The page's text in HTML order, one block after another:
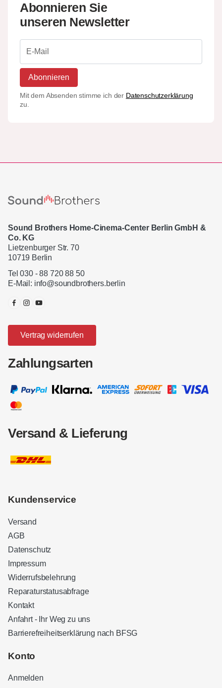
Abonnieren Sie
unseren Newsletter
Abonnieren
Mit dem Absenden stimme ich der Datenschutzerklärung
zu.
Sound Brothers Home-Cinema-Center Berlin GmbH &
Co. KG
Lietzenburger Str. 70
10719 Berlin
Tel 030 - 88 720 88 50
E-Mail: info@soundbrothers.berlin
Vertrag widerrufen
Zahlungsarten
Versand & Lieferung
Kundenservice
Versand
AGB
Datenschutz
Impressum
Widerrufsbelehrung
Reparaturstatusabfrage
Kontakt
Anfahrt - Ihr Weg zu uns
Barrierefreiheitserklärung nach BFSG
Konto
Anmelden
Kundenbewertungen und Erfahrungen zu